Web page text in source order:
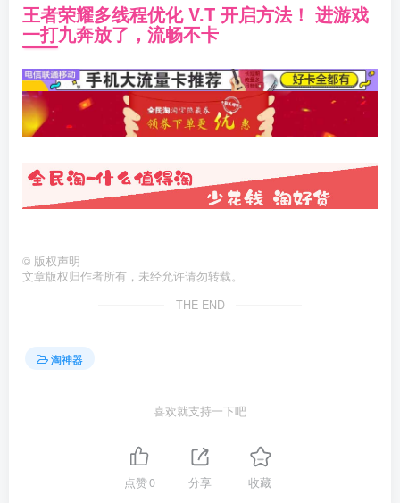
王者荣耀多线程优化 V.T 开启方法！ 进游戏
一打九奔放了，流畅不卡
© 版权声明
文章版权归作者所有，未经允许请勿转载。
THE END
淘神器
喜欢就支持一下吧
点赞0 分享 收藏